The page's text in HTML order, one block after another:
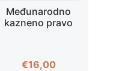
Međunarodno
kazneno pravo
€16,00